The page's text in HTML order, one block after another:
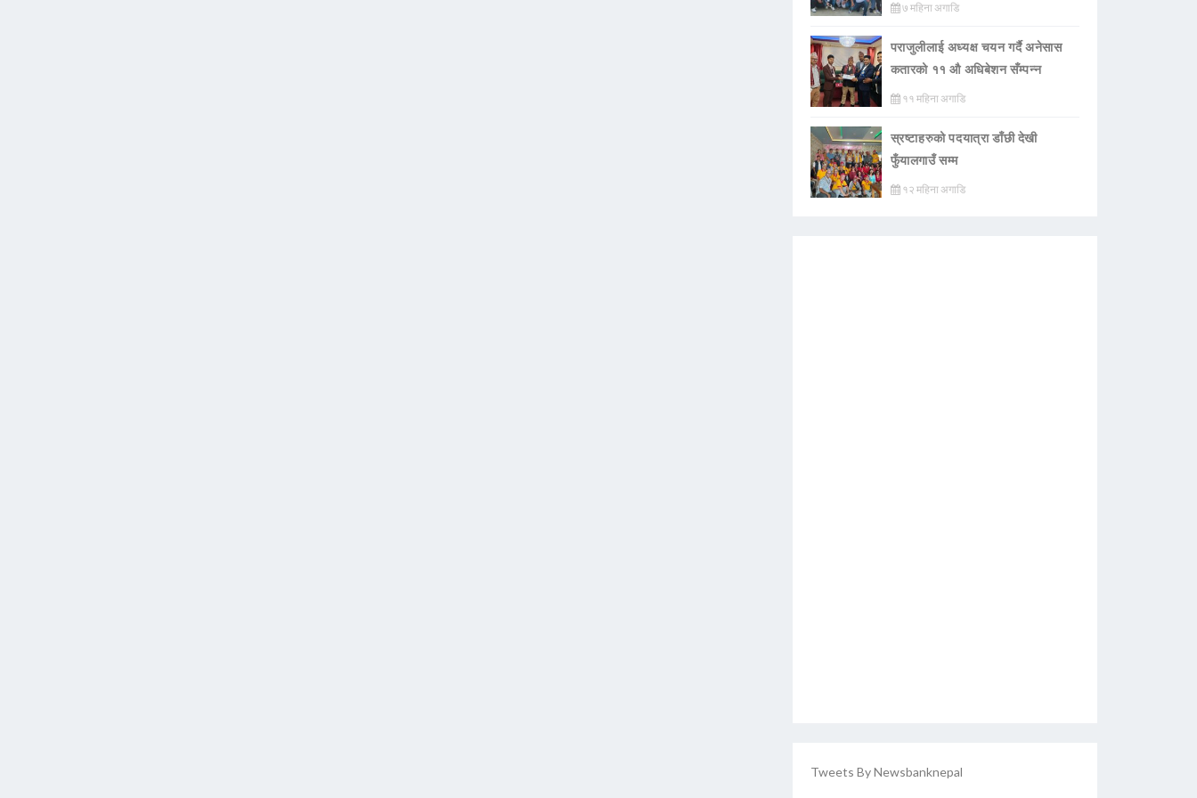
७ महिना अगाडि
पराजुलीलाई अध्यक्ष चयन गर्दै अनेसास
कतारको ११ औ अधिबेशन सँम्पन्न
११ महिना अगाडि
स्रष्टाहरुको पदयात्रा डाँछी देखी
फुँयालगाउँ सम्म
१२ महिना अगाडि
Tweets By Newsbanknepal